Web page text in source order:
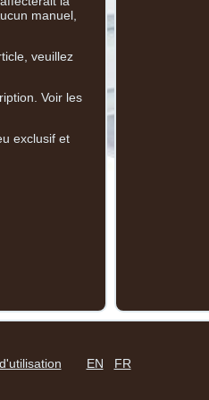
manuel,
veuillez
Voir les
exclusif et
EN FR